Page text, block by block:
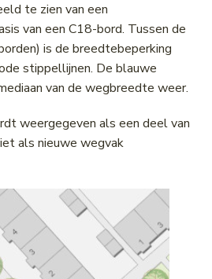
te zien van een
van een C18-bord. Tussen de
is de breedtebeperking
stippellijnen. De blauwe
van de wegbreedte weer.
weergegeven als een deel van
als nieuwe wegvak